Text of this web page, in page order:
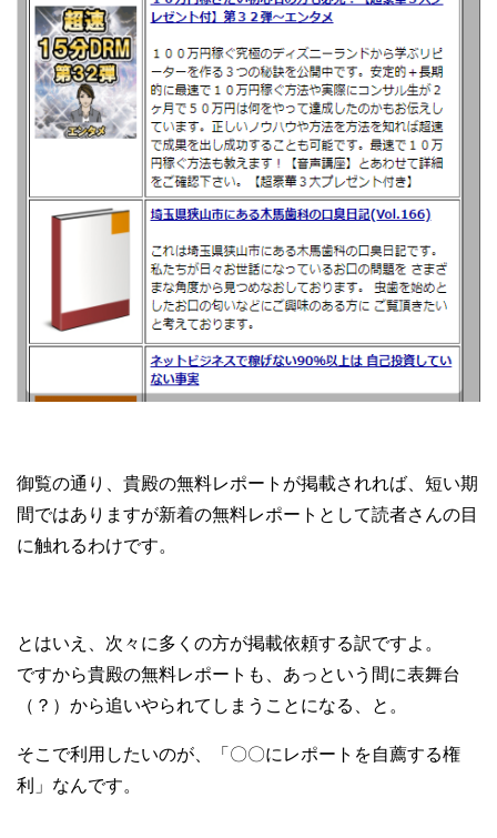
御覧の通り、貴殿の無料レポートが掲載されれば、短い期
間ではありますが新着の無料レポートとして読者さんの目
に触れるわけです。
とはいえ、次々に多くの方が掲載依頼する訳ですよ。
ですから貴殿の無料レポートも、あっという間に表舞台
（？）から追いやられてしまうことになる、と。
そこで利用したいのが、「〇〇にレポートを自薦する権
利」なんです。